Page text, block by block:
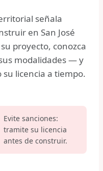
señala
en San José
proyecto, conozca
modalidades — y
licencia a tiempo.
Evite sanciones:
tramite su licencia
antes de construir.